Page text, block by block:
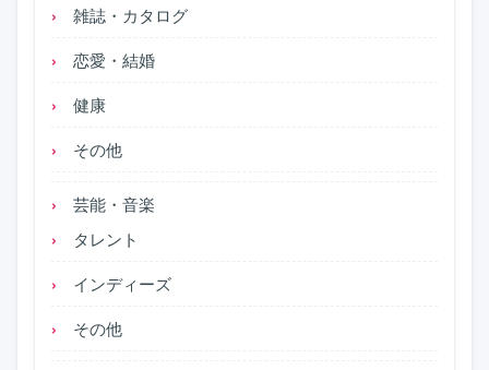
雑誌・カタログ
恋愛・結婚
健康
その他
芸能・音楽
タレント
インディーズ
その他